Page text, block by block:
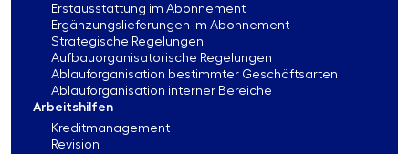
Erstausstattung im Abonnement
Ergänzungslieferungen im Abonnement
Strategische Regelungen
Aufbauorganisatorische Regelungen
Ablauforganisation bestimmter Geschäftsarten
Ablauforganisation interner Bereiche
Arbeitshilfen
Kreditmanagement
Revision